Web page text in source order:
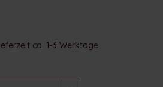
ca. 1-3 Werktage